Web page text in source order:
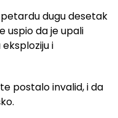
dugu desetak
uspio da je upali
i
postalo invalid, i da